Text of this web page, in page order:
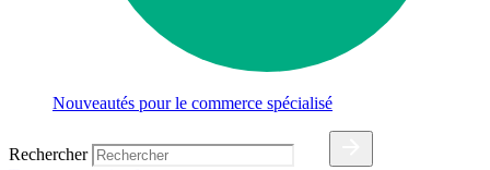
Nouveautés pour le commerce spécialisé
Rechercher